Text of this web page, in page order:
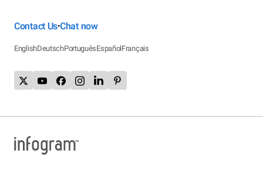
Contact Us•Chat now
EnglishDeutschPortuguêsEspañolFrançais